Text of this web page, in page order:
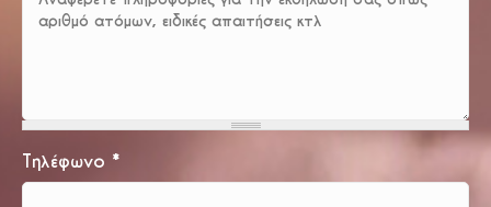
Τηλέφωνο *